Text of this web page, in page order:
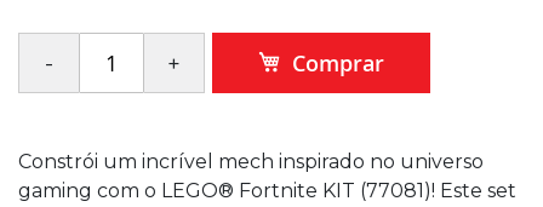
Comprar
Constrói um incrível mech inspirado no universo
gaming com o LEGO® Fortnite KIT (77081)! Este set